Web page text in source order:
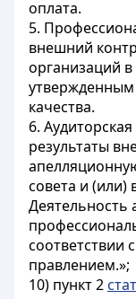
оплата.
5.
внешний
организаций
качества.
6.
результаты
совета и (или)
Деятельность
соответствии
правлением.»;
10) пункт 2